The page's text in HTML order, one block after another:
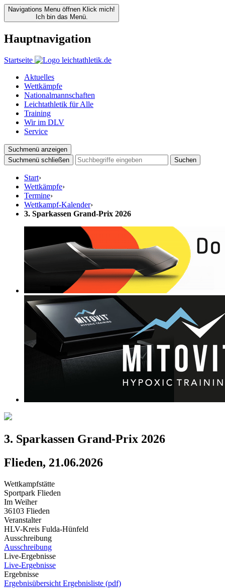
Navigations Menu öffnen Klick mich!
Ich bin das Menü.
Hauptnavigation
Startseite
Aktuelles
Wettkämpfe
Nationalmannschaften
Leichtathletik für Alle
Training
Wir im DLV
Service
Suchmenü anzeigen
Suchmenü schließen
Suchen
Start›
Wettkämpfe›
Termine›
Wettkampf-Kalender›
3. Sparkassen Grand-Prix 2026
3. Sparkassen Grand-Prix 2026
Flieden, 21.06.2026
Wettkampfstätte
Sportpark Flieden
Im Weiher
36103 Flieden
Veranstalter
HLV-Kreis Fulda-Hünfeld
Ausschreibung
Ausschreibung
Live-Ergebnisse
Live-Ergebnisse
Ergebnisse
Ergebnisübersicht Ergebnisliste (pdf)